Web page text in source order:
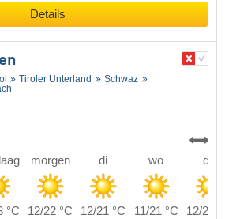
Details
Tiroler Unterland
Schwaz
morgen di wo do
°C 12/22 °C 12/21 °C 11/21 °C
12/21